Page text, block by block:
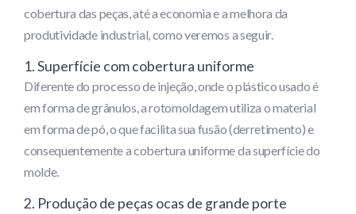
cobertura das peças, até a economia e a melhora da
produtividade industrial, como veremos a seguir.
1. Superfície com cobertura uniforme
Diferente do processo de injeção, onde o plástico usado é
em forma de grânulos, a rotomoldagem utiliza o material
em forma de pó, o que facilita sua fusão (derretimento) e
consequentemente a cobertura uniforme da superfície do
molde.
2. Produção de peças ocas de grande porte